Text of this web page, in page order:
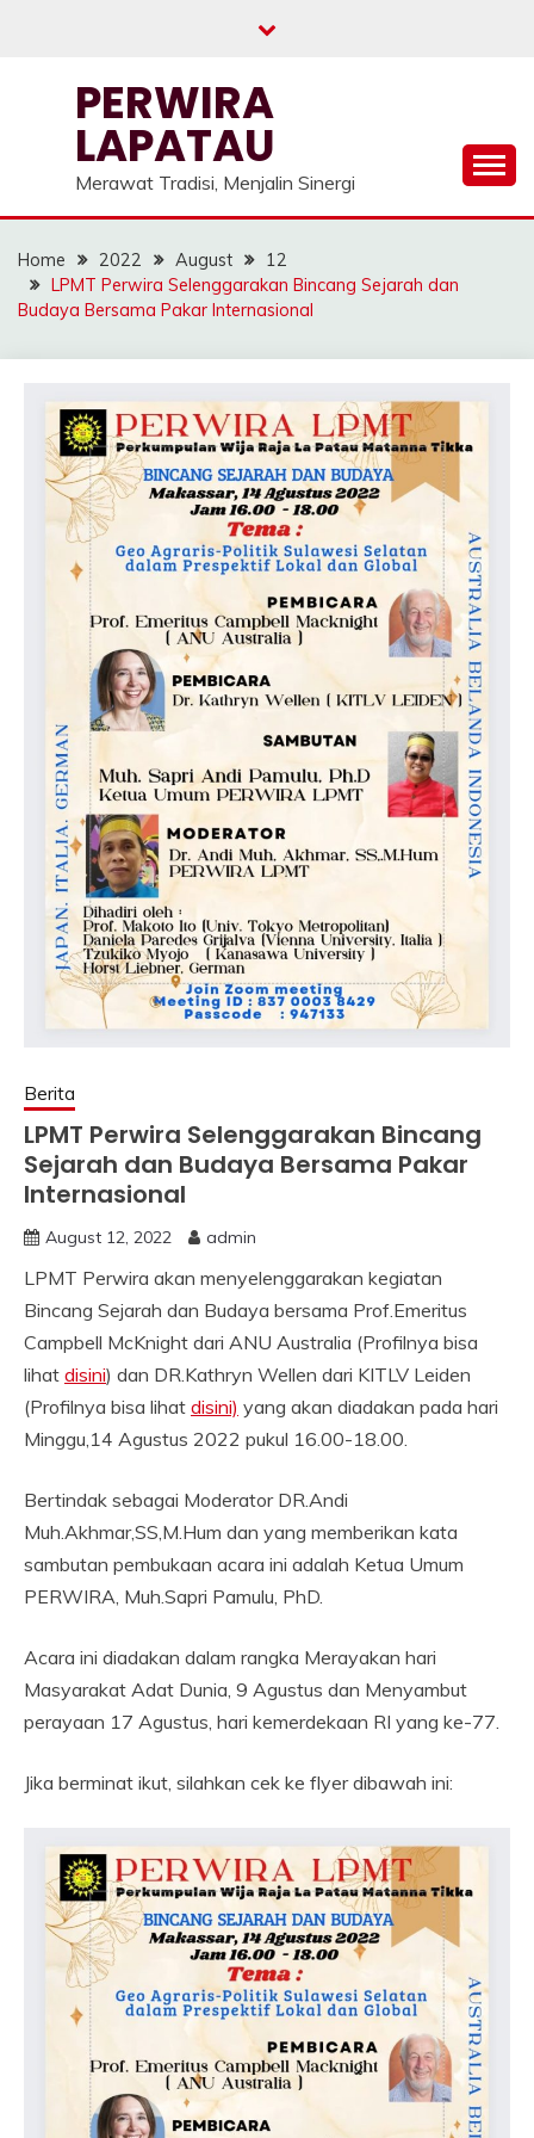
PERWIRA
LAPATAU
Merawat Tradisi, Menjalin Sinergi
Home 2022 August
12
LPMT Perwira Selenggarakan Bincang Sejarah dan
Budaya Bersama Pakar Internasional
Berita
LPMT Perwira Selenggarakan Bincang
Sejarah dan Budaya Bersama Pakar
Internasional
August 12, 2022 admin
LPMT Perwira akan menyelenggarakan kegiatan
Bincang Sejarah dan Budaya bersama Prof.Emeritus
Campbell McKnight dari ANU Australia (Profilnya bisa
lihat disini) dan DR.Kathryn Wellen dari KITLV Leiden
(Profilnya bisa lihat disini) yang akan diadakan pada hari
Minggu,14 Agustus 2022 pukul 16.00-18.00.
Bertindak sebagai Moderator DR.Andi
Muh.Akhmar,SS,M.Hum dan yang memberikan kata
sambutan pembukaan acara ini adalah Ketua Umum
PERWIRA, Muh.Sapri Pamulu, PhD.
Acara ini diadakan dalam rangka Merayakan hari
Masyarakat Adat Dunia, 9 Agustus dan Menyambut
perayaan 17 Agustus, hari kemerdekaan RI yang ke-77.
Jika berminat ikut, silahkan cek ke flyer dibawah ini: